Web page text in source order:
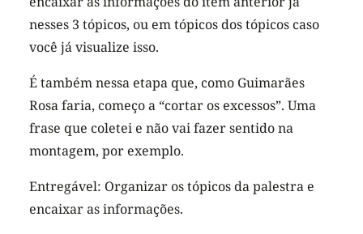
nesses 3 tópicos, ou em tópicos dos tópicos caso
você já visualize isso.
É também nessa etapa que, como Guimarães
Rosa faria, começo a “cortar os excessos”. Uma
frase que coletei e não vai fazer sentido na
montagem, por exemplo.
Entregável: Organizar os tópicos da palestra e
encaixar as informações.